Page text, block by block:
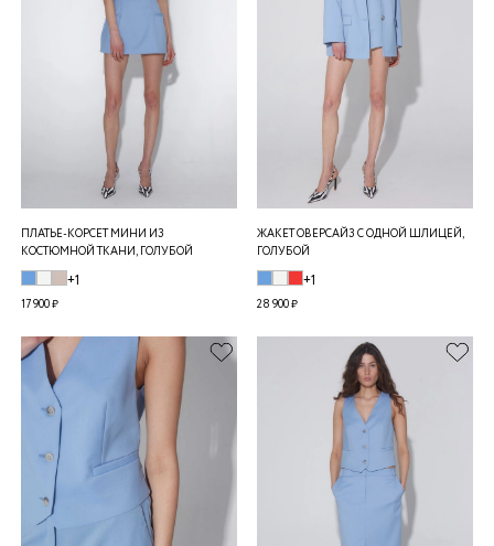
ПЛАТЬЕ-КОРСЕТ МИНИ ИЗ
КОСТЮМНОЙ ТКАНИ, ГОЛУБОЙ
+1
17 900 ₽
ЖАКЕТ ОВЕРСАЙЗ С ОДНОЙ ШЛИЦЕЙ,
ГОЛУБОЙ
+1
28 900 ₽